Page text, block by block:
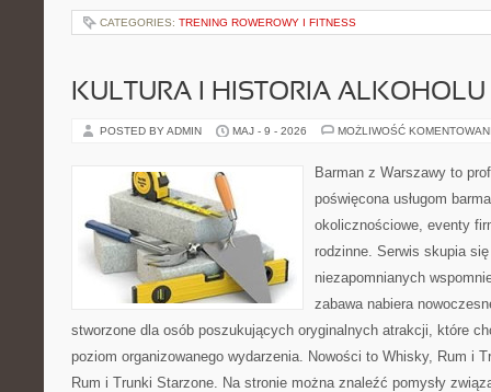
CATEGORIES: TRENING ROWEROWY I FITNESS
KULTURA I HISTORIA ALKOHOLU
POSTED BY ADMIN MAJ - 9 - 2026 MOŻLIWOŚĆ
Barman z Warszawy to
poświęcona usługom
okolicznościowe, eventy
rodzinne. Serwis skupia
niezapomnianych
zabawa nabiera
stworzone dla osób poszukujących oryginalnych atrakcji, które
poziom organizowanego wydarzenia. Nowości to Whisky, Rum i
Rum i Trunki Starzone. Na stronie można znaleźć pomysły